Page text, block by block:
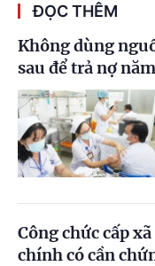
ĐỌC THÊM
Không dùng
sau để trả nợ
Công chức cấp
chính có cần